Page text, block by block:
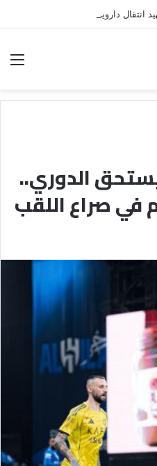
الدوري..
في صراع اللقب